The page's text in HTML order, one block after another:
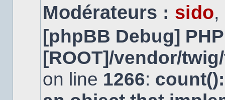
message
non
lu
Modérateurs : sido,
[phpBB Debug]
[ROOT]/vendor/
on line 1266: